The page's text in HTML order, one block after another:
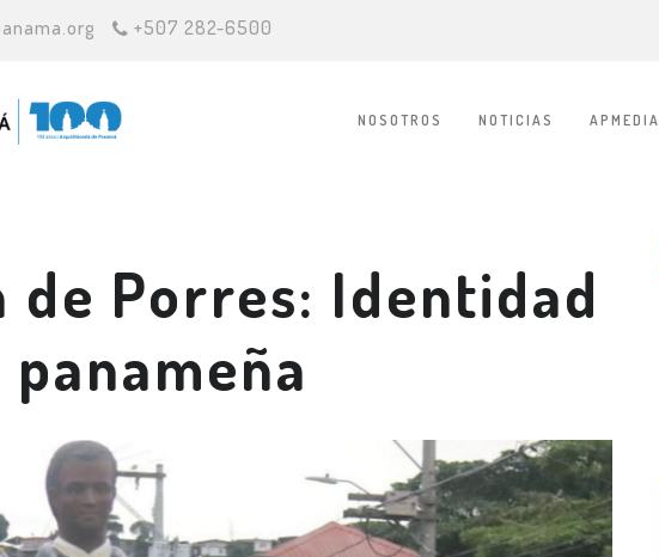
+507 282-6500
NOSOTROS NOTICIAS APMEDIA
de Porres: Identidad